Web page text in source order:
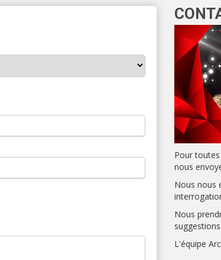
Pour
nous
Nous nous
Nous
suggestions.
L'équipe